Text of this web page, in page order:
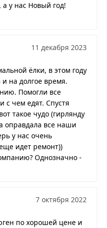
у нас Новый год!
11 декабря 2023
ёлки, в этом году
на долгое время.
Помогли все
с чем едят. Спустя
такое чудо (гирлянду
оправдала все наши
у нас очень
идет ремонт))
Однозначно -
7 октября 2022
по хорошей цене и